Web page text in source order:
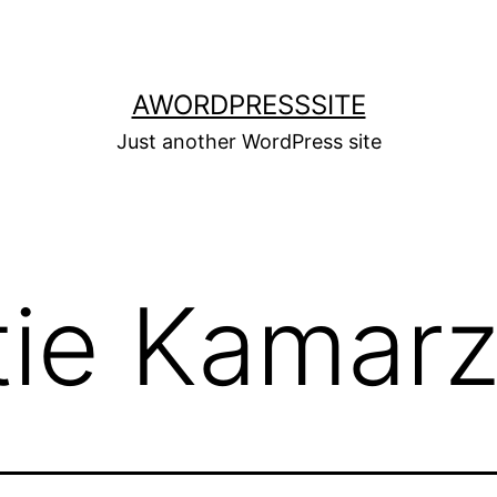
AWORDPRESSSITE
Just another WordPress site